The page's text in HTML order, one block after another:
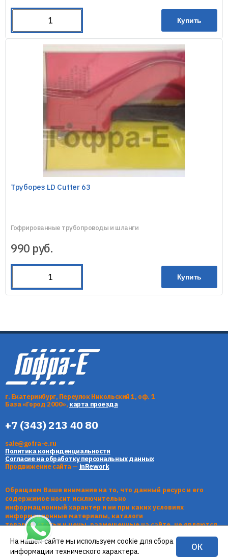
Купить
Труборез LD Cutter 63
Гофрированные трубопроводы и шланги
990 руб.
Купить
г. Екатеринбург, Переулок Никольский 1, оф. 1
База «Город 2000», карта проезда
+7 (343) 213 40 80
sale@gofra-e.ru
Политика конфиденциальности
Согласие на обработку персональных данных
Продвижение сайта — inRework
Обращаем Ваше внимание на то, что данный ресурс и его
содержимое носит исключительно
информационный характер и ни при каких условиях
информационные материалы, каталоги
товаров, статьи и цены, размещенные на сайте, не являются
публичной офертой, определяемой
положениями Статьи 437 Гражданского кодекса РФ.
На нашем сайте мы используем cookie для сбора
информации технического характера.
ОК